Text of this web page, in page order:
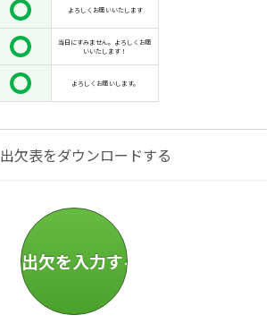
よろしくお願いいたします
当日にすみません。よろしくお願
いいたします！
よろしくお願いします。
出欠表をダウンロードする